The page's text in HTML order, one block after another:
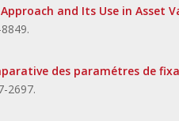
and Its Use in Asset
des paramétres de
2697.